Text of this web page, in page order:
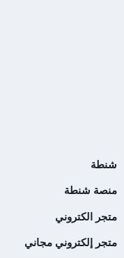
شنطة
منصة شنطة
متجر الكتروني
متجر إلكتروني مجاني